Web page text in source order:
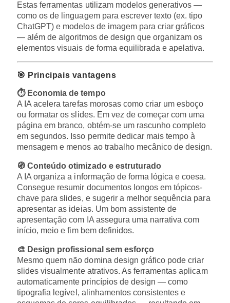
Estas ferramentas utilizam modelos generativos —
como os de linguagem para escrever texto (ex. tipo
ChatGPT) e modelos de imagem para criar gráficos
— além de algoritmos de design que organizam os
elementos visuais de forma equilibrada e apelativa.
🎯 Principais vantagens
⏱️ Economia de tempo
A IA acelera tarefas morosas como criar um esboço
ou formatar os slides. Em vez de começar com uma
página em branco, obtém-se um rascunho completo
em segundos. Isso permite dedicar mais tempo à
mensagem e menos ao trabalho mecânico de design.
🧭 Conteúdo otimizado e estruturado
A IA organiza a informação de forma lógica e coesa.
Consegue resumir documentos longos em tópicos-
chave para slides, e sugerir a melhor sequência para
apresentar as ideias. Um bom assistente de
apresentação com IA assegura uma narrativa com
início, meio e fim bem definidos.
🎨 Design profissional sem esforço
Mesmo quem não domina design gráfico pode criar
slides visualmente atrativos. As ferramentas aplicam
automaticamente princípios de design — como
tipografia legível, alinhamentos consistentes e